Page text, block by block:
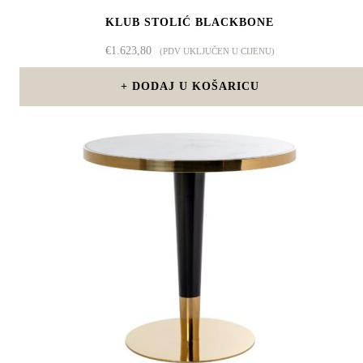
KLUB STOLIĆ BLACKBONE
€1.623,80 (PDV UKLJUČEN U CIJENU)
DODAJ U KOŠARICU